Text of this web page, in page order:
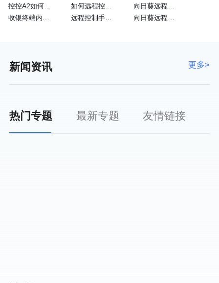
控控A2如何通过4G网卡上网
新闻资讯 更多>
热门专题 最新专题 友情链接